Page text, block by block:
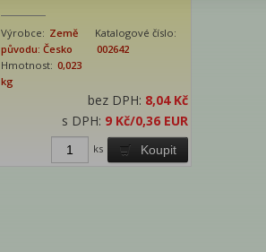
Výrobce: Země
původu: Česko
Katalogové číslo:
002642
Hmotnost: 0,023
kg
bez DPH: 8,04 Kč
s DPH: 9 Kč/0,36 EUR
Koupit
ks